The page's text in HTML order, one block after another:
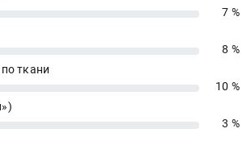
7 %
8 %
ткани
10 %
3 %